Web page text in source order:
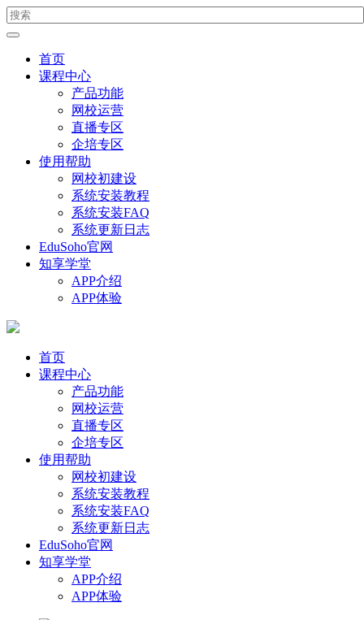
首页
课程中心
产品功能
网校运营
直播专区
企培专区
使用帮助
网校初建设
系统安装教程
系统安装FAQ
系统更新日志
EduSoho官网
知享学堂
APP介绍
APP体验
首页
课程中心
产品功能
网校运营
直播专区
企培专区
使用帮助
网校初建设
系统安装教程
系统安装FAQ
系统更新日志
EduSoho官网
知享学堂
APP介绍
APP体验